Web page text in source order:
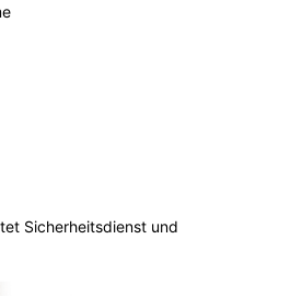
Sicherheitsdienst und